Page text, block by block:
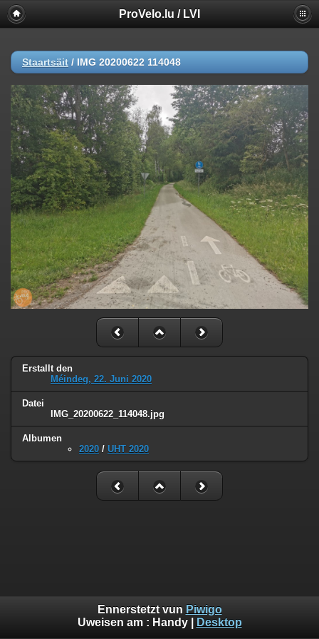
ProVelo.lu / LVI
Staartsäit / IMG 20200622 114048
Erstallt den
Méindeg, 22. Juni 2020
Datei
IMG_20200622_114048.jpg
Albumen
2020 / UHT 2020
Ennerstetzt vun Piwigo
Uweisen am : Handy| Desktop